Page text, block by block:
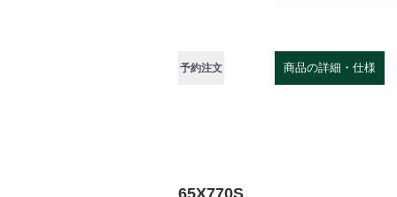
予約注文 商品の詳細・仕様
65X770S